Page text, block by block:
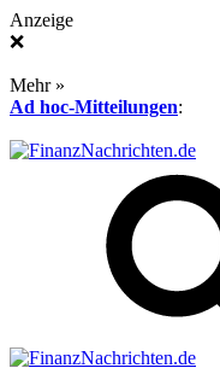
Anzeige
❌
Mehr »
Ad hoc-Mitteilungen: